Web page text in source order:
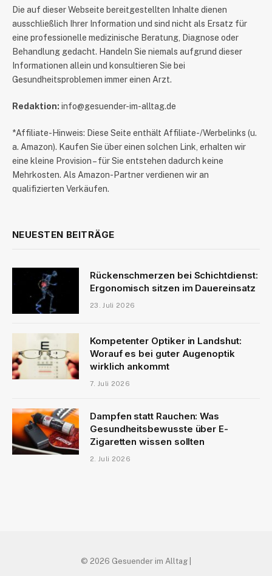
Die auf dieser Webseite bereitgestellten Inhalte dienen
ausschließlich Ihrer Information und sind nicht als Ersatz für
eine professionelle medizinische Beratung, Diagnose oder
Behandlung gedacht. Handeln Sie niemals aufgrund dieser
Informationen allein und konsultieren Sie bei
Gesundheitsproblemen immer einen Arzt.
Redaktion: info@gesuender-im-alltag.de
*Affiliate-Hinweis: Diese Seite enthält Affiliate-/Werbelinks (u.
a. Amazon). Kaufen Sie über einen solchen Link, erhalten wir
eine kleine Provision – für Sie entstehen dadurch keine
Mehrkosten. Als Amazon-Partner verdienen wir an
qualifizierten Verkäufen.
NEUESTEN BEITRÄGE
Rückenschmerzen bei Schichtdienst:
Ergonomisch sitzen im Dauereinsatz
23. Juli 2026
Kompetenter Optiker in Landshut:
Worauf es bei guter Augenoptik
wirklich ankommt
7. Juli 2026
Dampfen statt Rauchen: Was
Gesundheitsbewusste über E-
Zigaretten wissen sollten
2. Juli 2026
© 2026 Gesuender im Alltag |